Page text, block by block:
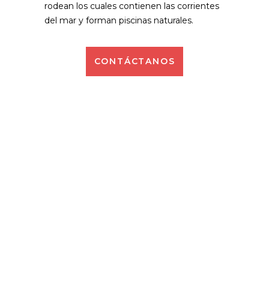
rodean los cuales contienen las corrientes
del mar y forman piscinas naturales.
CONTÁCTANOS